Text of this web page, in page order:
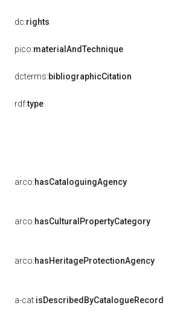
dc:rights
pico:materialAndTechnique
dcterms:bibliographicCitation
rdf:type
arco:hasCataloguingAgency
arco:hasCulturalPropertyCategory
arco:hasHeritageProtectionAgency
a-cat:isDescribedByCatalogueRecord